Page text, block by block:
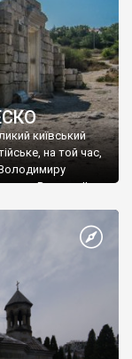
київський
на той час,
Василю ІІ, та
християнином.
Таврійського